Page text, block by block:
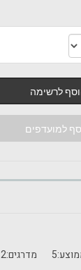
לרשימה
למועדפים
5 מדרגים:2